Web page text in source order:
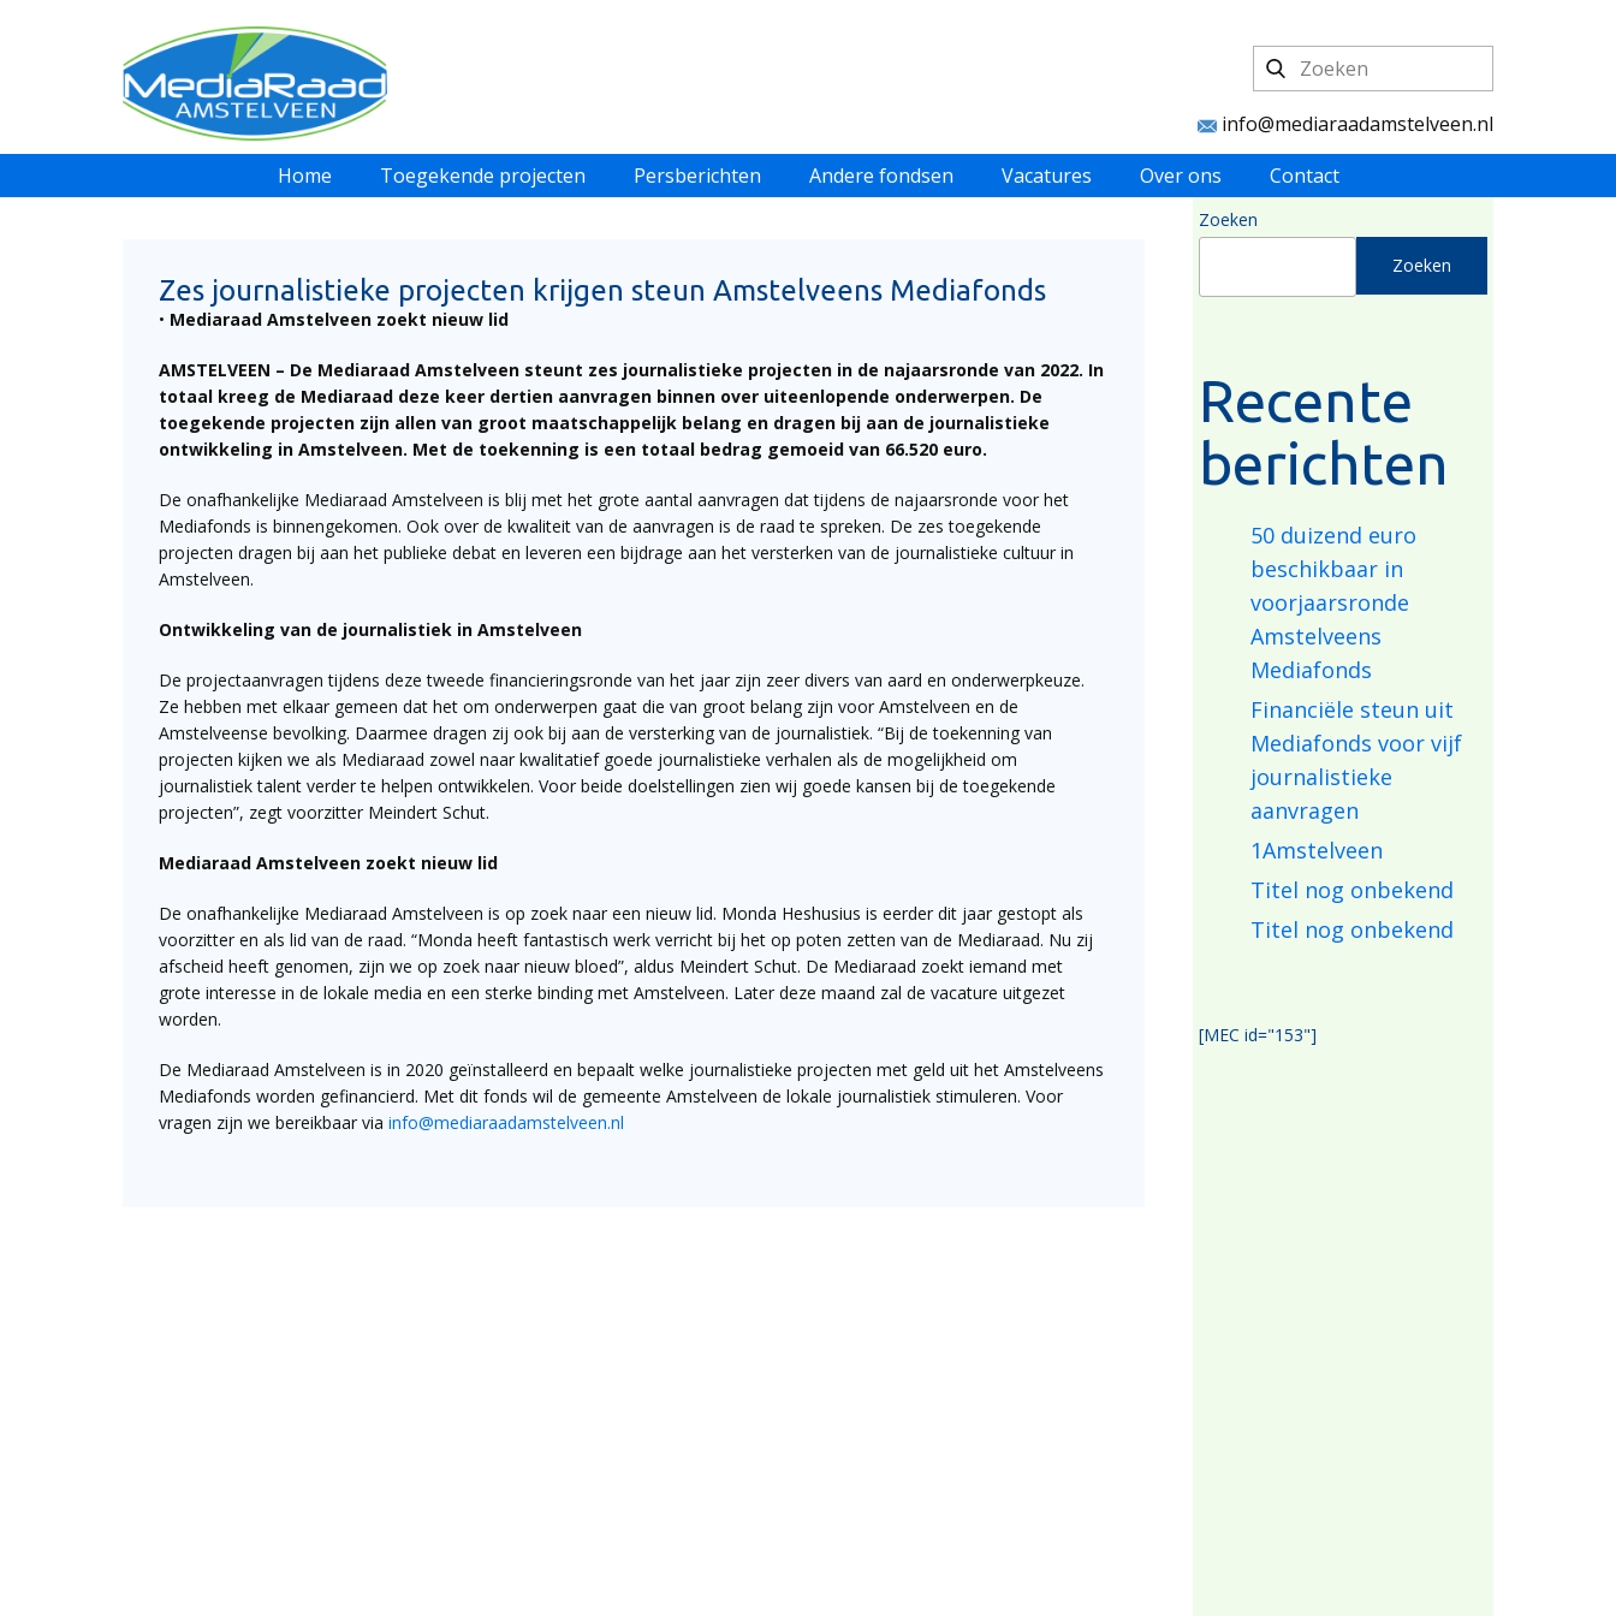
info@mediaraadamstelveen.nl
Home
Toegekende projecten Persberichten Andere fondsen Vacatures Over ons Contact
Zes journalistieke projecten krijgen steun Amstelveens Mediafonds
• Mediaraad Amstelveen zoekt nieuw lid
AMSTELVEEN – De Mediaraad Amstelveen steunt zes journalistieke projecten in de najaarsronde van 2022. In
totaal kreeg de Mediaraad deze keer dertien aanvragen binnen over uiteenlopende onderwerpen. De
toegekende projecten zijn allen van groot maatschappelijk belang en dragen bij aan de journalistieke
ontwikkeling in Amstelveen. Met de toekenning is een totaal bedrag gemoeid van 66.520 euro.
De onafhankelijke Mediaraad Amstelveen is blij met het grote aantal aanvragen dat tijdens de najaarsronde voor het
Mediafonds is binnengekomen. Ook over de kwaliteit van de aanvragen is de raad te spreken. De zes toegekende
projecten dragen bij aan het publieke debat en leveren een bijdrage aan het versterken van de journalistieke cultuur in
Amstelveen.
Ontwikkeling van de journalistiek in Amstelveen
De projectaanvragen tijdens deze tweede financieringsronde van het jaar zijn zeer divers van aard en onderwerpkeuze.
Ze hebben met elkaar gemeen dat het om onderwerpen gaat die van groot belang zijn voor Amstelveen en de
Amstelveense bevolking. Daarmee dragen zij ook bij aan de versterking van de journalistiek. “Bij de toekenning van
projecten kijken we als Mediaraad zowel naar kwalitatief goede journalistieke verhalen als de mogelijkheid om
journalistiek talent verder te helpen ontwikkelen. Voor beide doelstellingen zien wij goede kansen bij de toegekende
projecten”, zegt voorzitter Meindert Schut.
Mediaraad Amstelveen zoekt nieuw lid
De onafhankelijke Mediaraad Amstelveen is op zoek naar een nieuw lid. Monda Heshusius is eerder dit jaar gestopt als
voorzitter en als lid van de raad. “Monda heeft fantastisch werk verricht bij het op poten zetten van de Mediaraad. Nu zij
afscheid heeft genomen, zijn we op zoek naar nieuw bloed”, aldus Meindert Schut. De Mediaraad zoekt iemand met
grote interesse in de lokale media en een sterke binding met Amstelveen. Later deze maand zal de vacature uitgezet
worden.
De Mediaraad Amstelveen is in 2020 geïnstalleerd en bepaalt welke journalistieke projecten met geld uit het Amstelveens
Mediafonds worden gefinancierd. Met dit fonds wil de gemeente Amstelveen de lokale journalistiek stimuleren. Voor
vragen zijn we bereikbaar via info@mediaraadamstelveen.nl
Zoeken
Zoeken
Recente
berichten
50 duizend euro
beschikbaar in
voorjaarsronde
Amstelveens
Mediafonds
Financiële steun uit
Mediafonds voor vijf
journalistieke
aanvragen
1Amstelveen
Titel nog onbekend
Titel nog onbekend
[MEC id="153"]